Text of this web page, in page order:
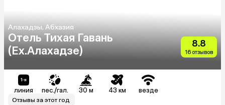
Алахадзы, Абхазия
Отель Тихая Гавань
(Ex.Алахадзе)
8.8
16 отзывов
линия пес./гал. 30 м 43 км везде
Отзывы за этот год